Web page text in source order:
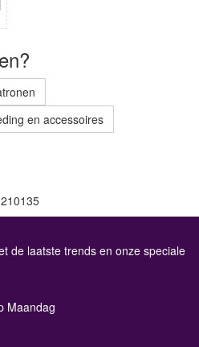
en accessoires
de laatste trends en onze speciale
Maandag